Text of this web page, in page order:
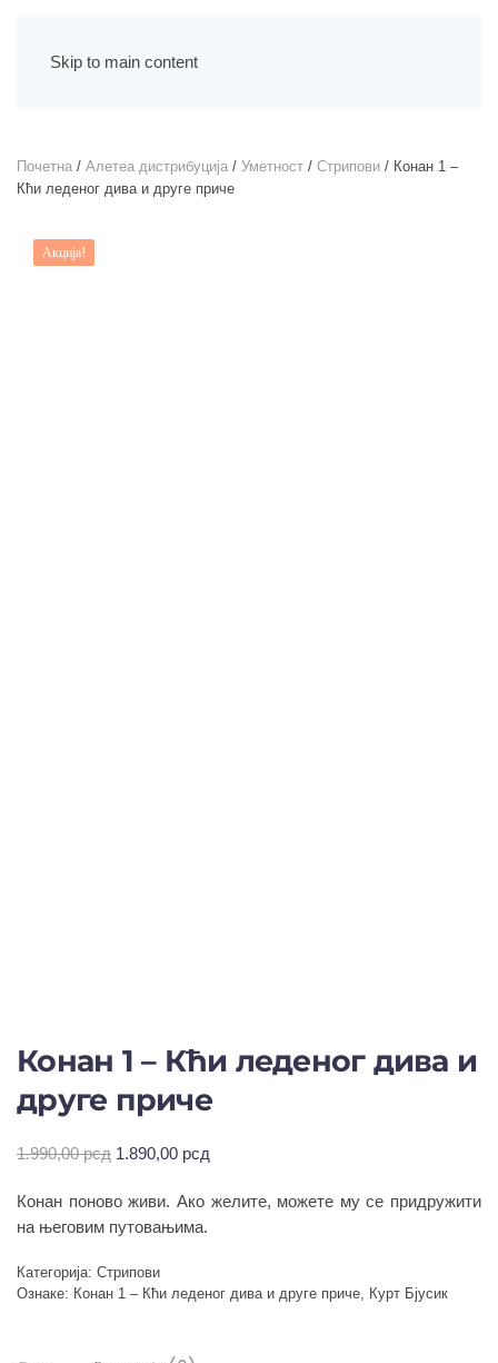
Skip to main content
Почетна / Алетеа дистрибуција / Уметност / Стрипови / Конан 1 –
Кћи леденог дива и друге приче
Акција!
Конан 1 – Кћи леденог дива и
друге приче
1.990,00рсд Оригинална
је
била:
1.890,00 рсд
је:
Конан поново живи. Ако желите, можете му се придружити
на његовим путовањима.
Категорија: Стрипови
Ознаке: Конан 1 – Кћи леденог дива и друге приче Курт Бјусик